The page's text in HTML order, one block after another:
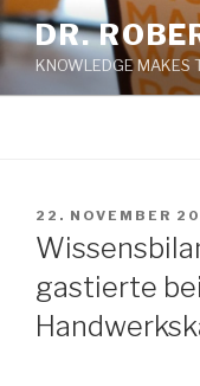
Zum
Inhalt
springen
DR.
KNOWLEDGE MAKES
VERÖFFENTLICHT
AM
22. NOVEMBER
gastierte